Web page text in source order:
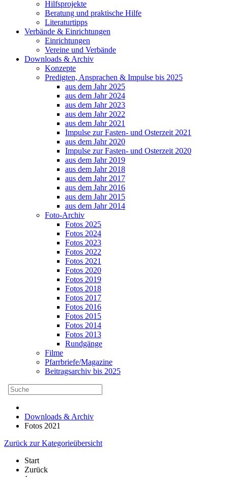
Hilfsprojekte
Beratung und praktische Hilfe
Literaturtipps
Verbände & Einrichtungen
Einrichtungen
Vereine und Verbände
Downloads & Archiv
Konzepte
Predigten, Ansprachen & Impulse bis 2025
aus dem Jahr 2025
aus dem Jahr 2024
aus dem Jahr 2023
aus dem Jahr 2022
aus dem Jahr 2021
Impulse zur Fasten- und Osterzeit 2021
aus dem Jahr 2020
Impulse zur Fasten- und Osterzeit 2020
aus dem Jahr 2019
aus dem Jahr 2018
aus dem Jahr 2017
aus dem Jahr 2016
aus dem Jahr 2015
aus dem Jahr 2014
Foto-Archiv
Fotos 2025
Fotos 2024
Fotos 2023
Fotos 2022
Fotos 2021
Fotos 2020
Fotos 2019
Fotos 2018
Fotos 2017
Fotos 2016
Fotos 2015
Fotos 2014
Fotos 2013
Rundgänge
Filme
Pfarrbriefe/Magazine
Beitragsarchiv bis 2025
Downloads & Archiv
Fotos 2021
Zurück zur Kategorieübersicht
Start
Zurück